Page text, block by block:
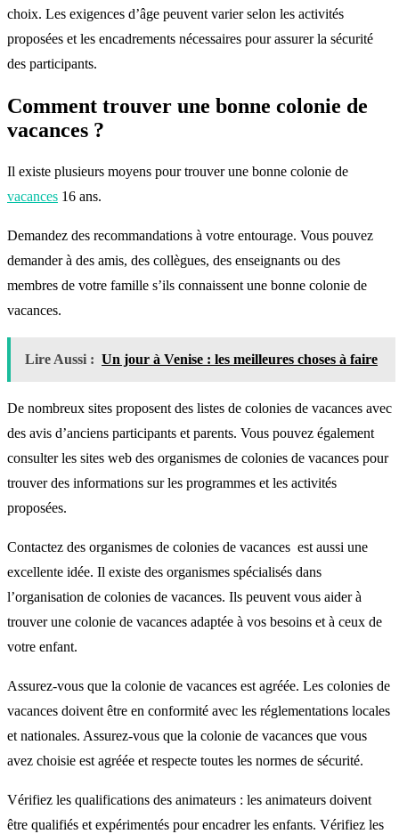
choix. Les exigences d’âge peuvent varier selon les activités
proposées et les encadrements nécessaires pour assurer la sécurité
des participants.
Comment trouver une bonne colonie de
vacances ?
Il existe plusieurs moyens pour trouver une bonne colonie de
vacances 16 ans.
Demandez des recommandations à votre entourage. Vous pouvez
demander à des amis, des collègues, des enseignants ou des
membres de votre famille s’ils connaissent une bonne colonie de
vacances.
Lire Aussi : Un jour à Venise : les meilleures choses à faire
De nombreux sites proposent des listes de colonies de vacances avec
des avis d’anciens participants et parents. Vous pouvez également
consulter les sites web des organismes de colonies de vacances pour
trouver des informations sur les programmes et les activités
proposées.
Contactez des organismes de colonies de vacances est aussi une
excellente idée. Il existe des organismes spécialisés dans
l’organisation de colonies de vacances. Ils peuvent vous aider à
trouver une colonie de vacances adaptée à vos besoins et à ceux de
votre enfant.
Assurez-vous que la colonie de vacances est agréée. Les colonies de
vacances doivent être en conformité avec les réglementations locales
et nationales. Assurez-vous que la colonie de vacances que vous
avez choisie est agréée et respecte toutes les normes de sécurité.
Vérifiez les qualifications des animateurs : les animateurs doivent
être qualifiés et expérimentés pour encadrer les enfants. Vérifiez les